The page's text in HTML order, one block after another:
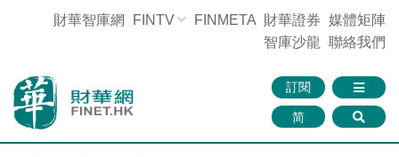
財華智庫網 FINTV FINMETA 財華證券 媒體矩陣
智庫沙龍 聯絡我們
訂閱
简